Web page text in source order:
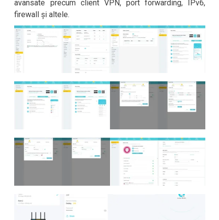
avansate precum client VPN, port forwarding, IPv6,
firewall și altele.